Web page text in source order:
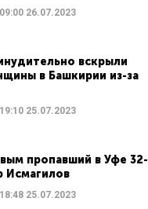
09:00 26.07.2023
вскрыли
в Башкирии из-за
19:10 25.07.2023
пропавший в Уфе 32-
Исмагилов
18:48 25.07.2023